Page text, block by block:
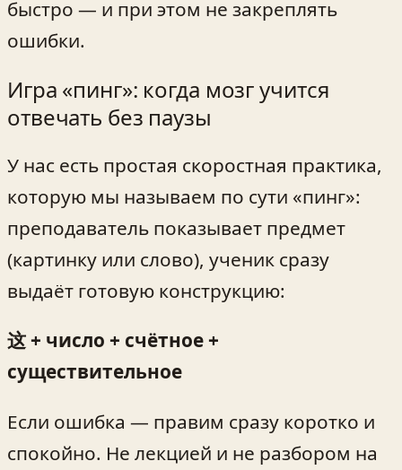
быстро — и при этом не закреплять
ошибки.
Игра «пинг»: когда мозг учится
отвечать без паузы
У нас есть простая скоростная практика,
которую мы называем по сути «пинг»:
преподаватель показывает предмет
(картинку или слово), ученик сразу
выдаёт готовую конструкцию:
这 + число + счётное +
существительное
Если ошибка — правим сразу коротко и
спокойно. Не лекцией и не разбором на